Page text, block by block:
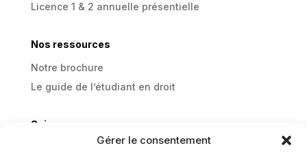
Gérer le consentement
Licence 1 & 2 annuelle présentielle
Nos ressources
Notre brochure
Le guide de l’étudiant en droit
Suivez-nous